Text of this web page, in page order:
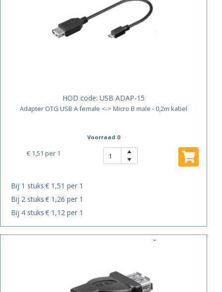
HOD code: USB ADAP-15
Adapter OTG USB A female <-> Micro B male - 0,2m kabel
Voorraad 0
€ 1,51 per 1
Bij 1 stuks€ 1,51 per 1
Bij 2 stuks€ 1,26 per 1
Bij 4 stuks€ 1,12 per 1